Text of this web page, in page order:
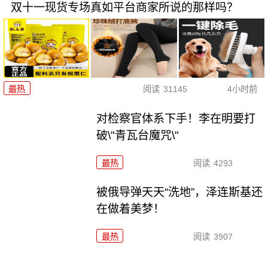
双十一现货专场真如平台商家所说的那样吗？
最热 阅读 31145 4小时前
对检察官体系下手！李在明要打
破\"青瓦台魔咒\"
最热 阅读 4293
被俄导弹天天“洗地”，泽连斯基还
在做着美梦！
最热 阅读 3907